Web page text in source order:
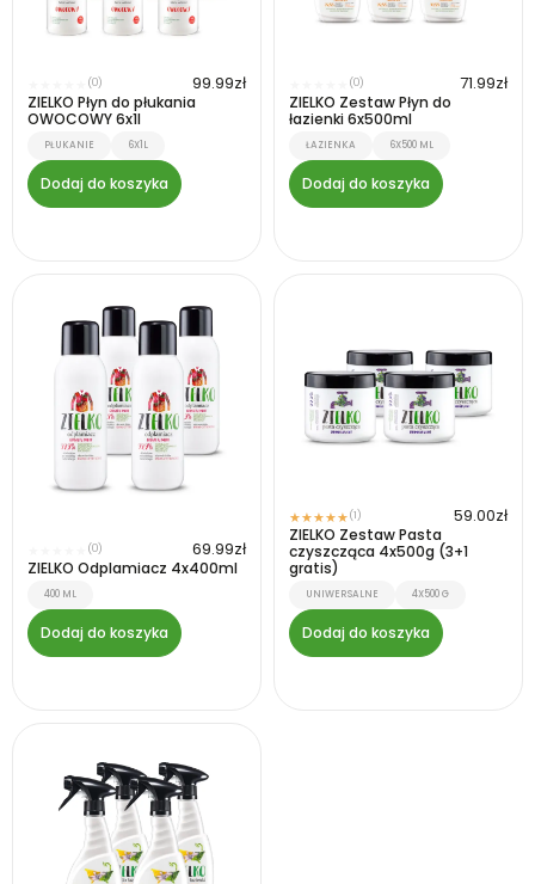
(0) 99.99zł
ZIELKO Płyn do płukania
OWOCOWY 6x1l
PŁUKANIE 6X1L
Dodaj do koszyka
(0) 71.99zł
ZIELKO Zestaw Płyn do
łazienki 6x500ml
ŁAZIENKA 6X500 ML
Dodaj do koszyka
(0) 69.99zł
ZIELKO Odplamiacz 4x400ml
400 ML
Dodaj do koszyka
★★★★★(1) 59.00zł
ZIELKO Zestaw Pasta
czyszcząca 4x500g (3+1
gratis)
UNIWERSALNE 4X500 G
Dodaj do koszyka